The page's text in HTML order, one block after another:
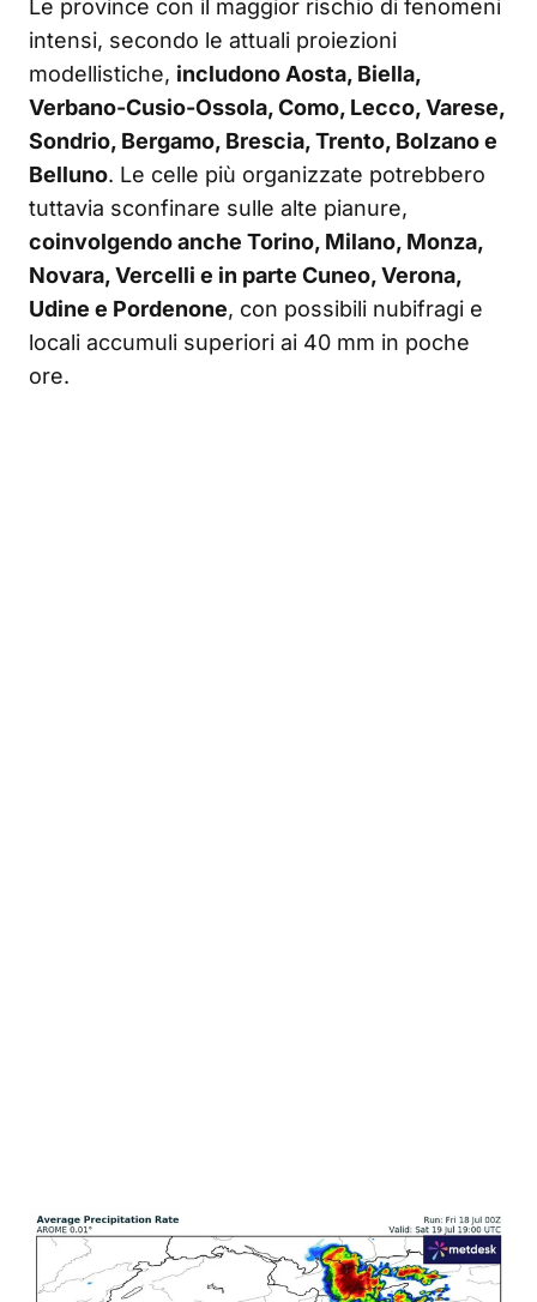
Le province con il maggior rischio di fenomeni
intensi, secondo le attuali proiezioni
modellistiche, includono Aosta, Biella,
Verbano-Cusio-Ossola, Como, Lecco, Varese,
Sondrio, Bergamo, Brescia, Trento, Bolzano e
Belluno. Le celle più organizzate potrebbero
tuttavia sconfinare sulle alte pianure,
coinvolgendo anche Torino, Milano, Monza,
Novara, Vercelli e in parte Cuneo, Verona,
Udine e Pordenone, con possibili nubifragi e
locali accumuli superiori ai 40 mm in poche
ore.